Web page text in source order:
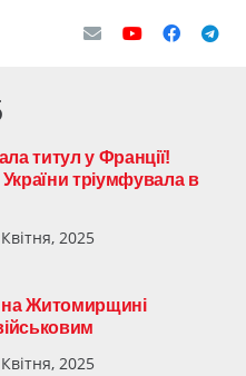
титул у Франції!
тріумфувала в
2025
на Житомирщині
2025